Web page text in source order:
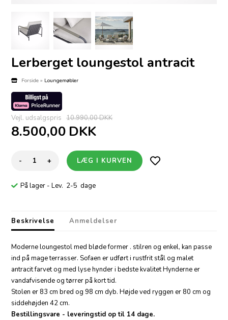
Lerberget loungestol antracit
Forside » Loungemøbler
Vejl. udsalgspris 10.990,00 DKK
8.500,00 DKK
- +
På lager - Lev. 2-5 dage
Beskrivelse Anmeldelser
Moderne loungestol med bløde former . stilren og enkel, kan passe
ind på mage terrasser. Sofaen er udført i rustfrit stål og malet
antracit farvet og med lyse hynder i bedste kvalitet Hynderne er
vandafvisende og tørrer på kort tid.
Stolen er 83 cm bred og 98 cm dyb. Højde ved ryggen er 80 cm og
siddehøjden 42 cm.
Bestillingsvare - leveringstid op til 14 dage.